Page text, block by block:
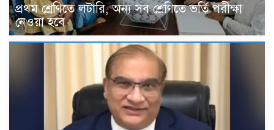
প্রথম শ্রেণিতে লটারি, অন্য সব শ্রেণিতে ভর্তি পরীক্ষা
নেওয়া হবে